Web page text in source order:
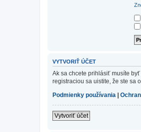
VYTVORIŤ ÚČET
Ak sa chcete prihlásiť musíte
registraciou sa uistite, že ste sa
Podmienky používania |
Vytvoriť účet